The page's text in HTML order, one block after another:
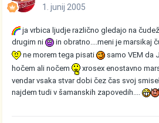
1. junij 2005
ja vrbica ljudje različno gledajo na
drugim ni
in obratno....meni je marsikaj
ne morem tega pisati
samo VEM da
hočem ali nočem
xrosex enostavno
vendar vsaka stvar dobi čez čas svoj
najdem tudi v šamanskih zapovedih....